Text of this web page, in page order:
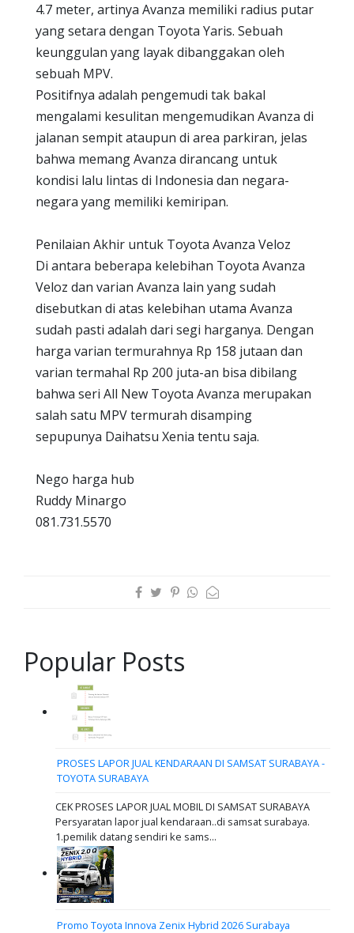
4.7 meter, artinya Avanza memiliki radius putar
yang setara dengan Toyota Yaris. Sebuah
keunggulan yang layak dibanggakan oleh
sebuah MPV.
Positifnya adalah pengemudi tak bakal
mengalami kesulitan mengemudikan Avanza di
jalanan sempit ataupun di area parkiran, jelas
bahwa memang Avanza dirancang untuk
kondisi lalu lintas di Indonesia dan negara-
negara yang memiliki kemiripan.
Penilaian Akhir untuk Toyota Avanza Veloz
Di antara beberapa kelebihan Toyota Avanza
Veloz dan varian Avanza lain yang sudah
disebutkan di atas kelebihan utama Avanza
sudah pasti adalah dari segi harganya. Dengan
harga varian termurahnya Rp 158 jutaan dan
varian termahal Rp 200 juta-an bisa dibilang
bahwa seri All New Toyota Avanza merupakan
salah satu MPV termurah disamping
sepupunya Daihatsu Xenia tentu saja.
Nego harga hub
Ruddy Minargo
081.731.5570
Popular Posts
PROSES LAPOR JUAL KENDARAAN DI SAMSAT SURABAYA -
TOYOTA SURABAYA
CEK PROSES LAPOR JUAL MOBIL DI SAMSAT SURABAYA
Persyaratan lapor jual kendaraan..di samsat surabaya.
1.pemilik datang sendiri ke sams...
Promo Toyota Innova Zenix Hybrid 2026 Surabaya